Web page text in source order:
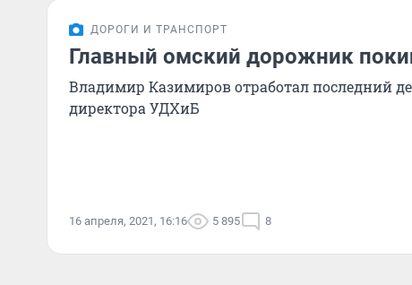
ДОРОГИ И ТРАНСПОРТ
Главный омский дорожник
Владимир Казимиров отработал последний
директора УДХиБ
16 апреля, 2021, 16:16 5 895 8